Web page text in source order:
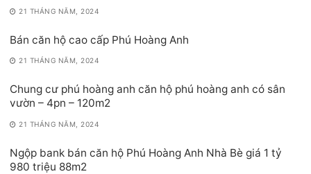
21 THÁNG NĂM, 2024
Bán căn hộ cao cấp Phú Hoàng Anh
21 THÁNG NĂM, 2024
Chung cư phú hoàng anh căn hộ phú hoàng anh có sân
vườn – 4pn – 120m2
21 THÁNG NĂM, 2024
Ngộp bank bán căn hộ Phú Hoàng Anh Nhà Bè giá 1 tỷ
980 triệu 88m2